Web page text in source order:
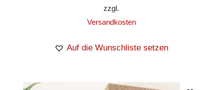
zzgl.
Versandkosten
Auf die Wunschliste setzen